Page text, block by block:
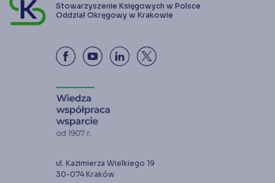
Stowarzyszenie Księgowych w Polsce
Oddział Okręgowy w Krakowie
ul. Kazimierza Wielkiego 19
30-074 Kraków